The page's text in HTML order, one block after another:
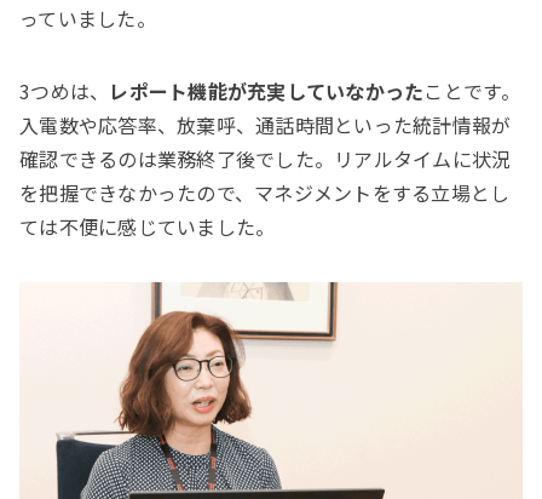
っていました。
3つめは、 レポート機能が充実していなかったことです。
入電数や応答率、放棄呼、通話時間といった統計情報が
確認できるのは業務終了後でした。リアルタイムに状況
を把握できなかったので、マネジメントをする立場とし
ては不便に感じていました。